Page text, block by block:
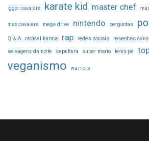
iggor cavalera karate kid master chef
max cavalera mega drive nintendo perguntas
Q & A radical karma rap redes sociais resenhas
selvagens da noite
sepultura super mario tenis pé
veganismo warriors